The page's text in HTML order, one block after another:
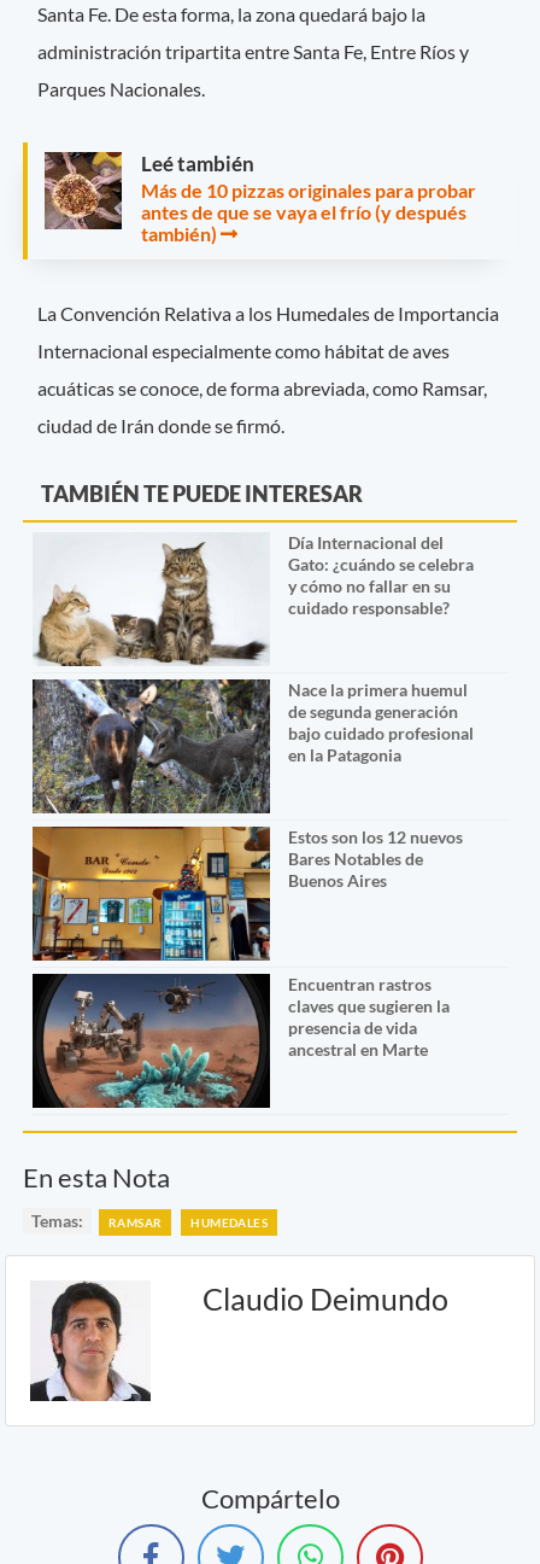
Santa Fe. De esta forma, la zona quedará bajo la
administración tripartita entre Santa Fe, Entre Ríos y
Parques Nacionales.
Leé también
Más de 10 pizzas originales para probar
antes de que se vaya el frío (y después
también)
La Convención Relativa a los Humedales de Importancia
Internacional especialmente como hábitat de aves
acuáticas se conoce, de forma abreviada, como Ramsar,
ciudad de Irán donde se firmó.
TAMBIÉN TE PUEDE INTERESAR
Día Internacional del
Gato: ¿cuándo se celebra
y cómo no fallar en su
cuidado responsable?
Nace la primera huemul
de segunda generación
bajo cuidado profesional
en la Patagonia
Estos son los 12 nuevos
Bares Notables de
Buenos Aires
Encuentran rastros
claves que sugieren la
presencia de vida
ancestral en Marte
En esta Nota
Temas: RAMSAR HUMEDALES
Claudio Deimundo
Compártelo